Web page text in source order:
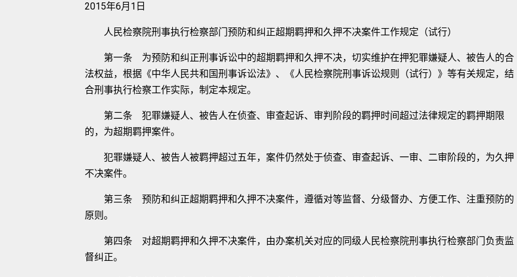
2015年6月1日
人民检察院刑事执行检察部门预防和纠正超期羁押和久押不决案件工作规定（试行）
第一条 为预防和纠正刑事诉讼中的超期羁押和久押不决，切实维护在押犯罪嫌疑人、被告人的合
法权益，根据《中华人民共和国刑事诉讼法》、《人民检察院刑事诉讼规则（试行）》等有关规定，结
合刑事执行检察工作实际，制定本规定。
第二条 犯罪嫌疑人、被告人在侦查、审查起诉、审判阶段的羁押时间超过法律规定的羁押期限
的，为超期羁押案件。
犯罪嫌疑人、被告人被羁押超过五年，案件仍然处于侦查、审查起诉、一审、二审阶段的，为久押
不决案件。
第三条 预防和纠正超期羁押和久押不决案件，遵循对等监督、分级督办、方便工作、注重预防的
原则。
第四条 对超期羁押和久押不决案件，由办案机关对应的同级人民检察院刑事执行检察部门负责监
督纠正。